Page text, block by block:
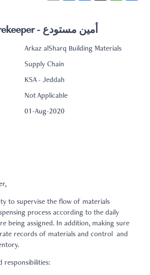
1749 - Storekeeper - أمين مستودع
Arkaz alSharq Building Materials
Supply Chain
KSA - Jeddah
Not Applicable
01-Aug-2020
to supervise the flow of materials
process according to the daily
being assigned. In addition, making sure
records of materials and control and
responsibilities: